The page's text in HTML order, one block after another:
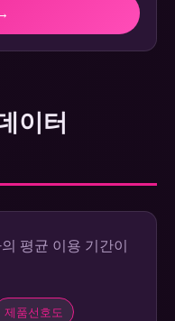
이터
평균 이용 기간이
제품선호도